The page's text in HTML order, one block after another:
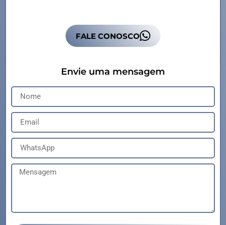
FALE CONOSCO
Envie uma mensagem